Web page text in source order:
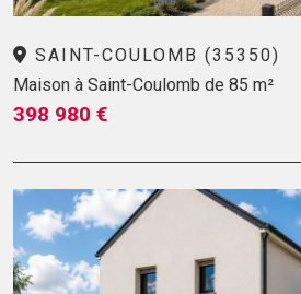
SAINT-COULOMB (35350)
Maison à Saint-Coulomb de 85 m²
398 980 €